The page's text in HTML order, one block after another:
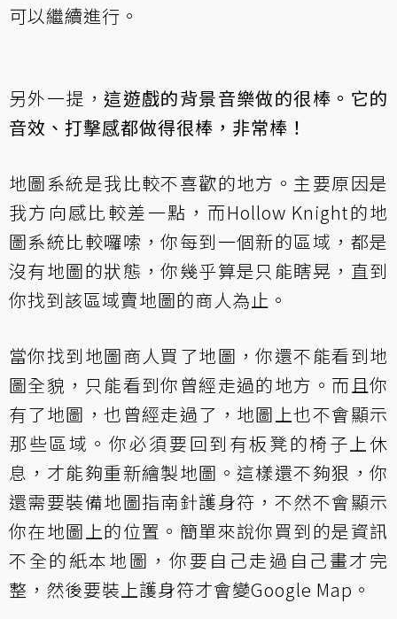
可以繼續進行。
另外一提， 這遊戲的背景音樂做的很棒。它的
音效、打擊感都做得很棒，非常棒！
地圖系統是我比較不喜歡的地方。主要原因是
我方向感比較差一點，而Hollow Knight的地
圖系統比較囉嗦，你每到一個新的區域，都是
沒有地圖的狀態，你幾乎算是只能瞎晃，直到
你找到該區域賣地圖的商人為止。
當你找到地圖商人買了地圖，你還不能看到地
圖全貌，只能看到你曾經走過的地方。而且你
有了地圖，也曾經走過了，地圖上也不會顯示
那些區域。你必須要回到有板凳的椅子上休
息，才能夠重新繪製地圖。這樣還不夠狠，你
還需要裝備地圖指南針護身符，不然不會顯示
你在地圖上的位置。簡單來說你買到的是資訊
不全的紙本地圖，你要自己走過自己畫才完
整，然後要裝上護身符才會變Google Map。